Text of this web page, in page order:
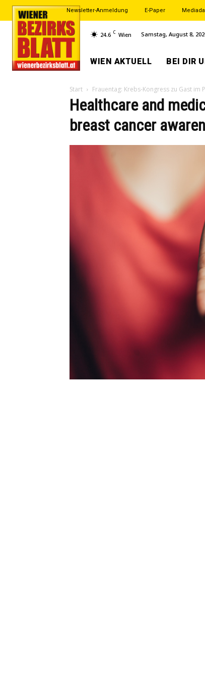
Newsletter-Anmeldung E-Paper
24.6 C Wien Samstag, August 8,
WIEN AKTUELL BEI DIR
Start Frauentag: Krebs-Kongress zu Gast im
Healthcare and
breast cancer